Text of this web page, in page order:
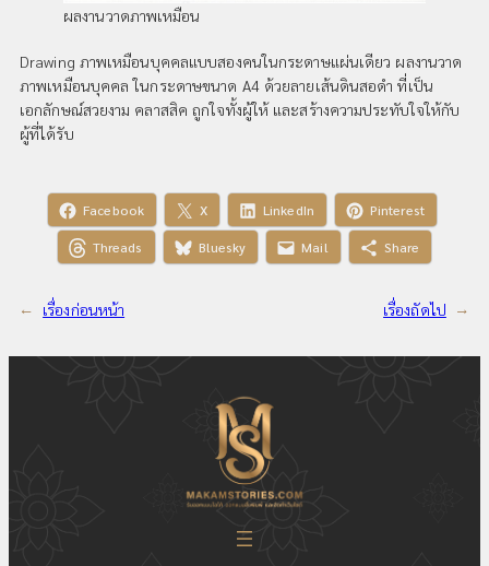
ผลงานวาดภาพเหมือน
Drawing ภาพเหมือนบุคคลแบบสองคนในกระดาษแผ่นเดียว ผลงานวาด
ภาพเหมือนบุคคล ในกระดาษขนาด A4 ด้วยลายเส้นดินสอดำ ที่เป็น
เอกลักษณ์สวยงาม คลาสสิค ถูกใจทั้งผู้ให้ และสร้างความประทับใจให้กับ
ผู้ที่ได้รับ
Facebook X LinkedIn Pinterest
Threads Bluesky Mail Share
← เรื่องก่อนหน้า เรื่องถัดไป →